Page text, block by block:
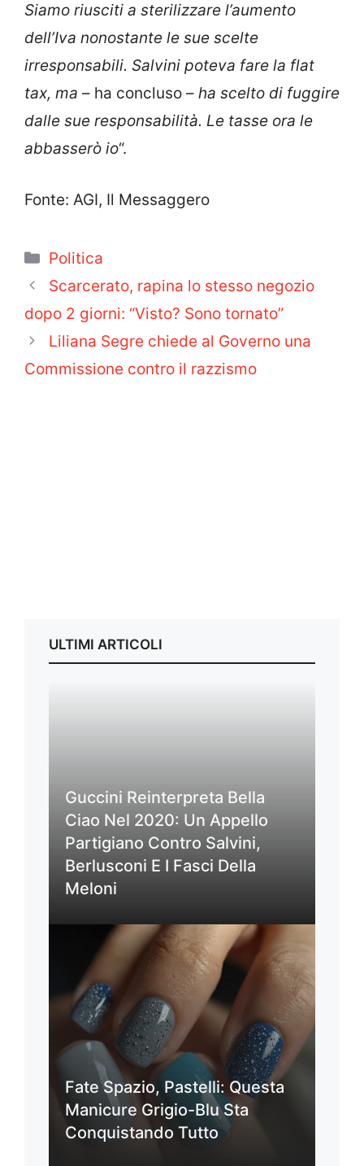
Siamo riusciti a sterilizzare l’aumento
dell’Iva nonostante le sue scelte
irresponsabili. Salvini poteva fare la flat
tax, ma – ha concluso – ha scelto di fuggire
dalle sue responsabilità. Le tasse ora le
abbasserò io“.
Fonte: AGI, Il Messaggero
Categorie
Politica
Scarcerato, rapina lo stesso negozio
dopo 2 giorni: “Visto? Sono tornato”
Liliana Segre chiede al Governo una
Commissione contro il razzismo
ULTIMI ARTICOLI
Guccini Reinterpreta Bella
Ciao Nel 2020: Un Appello
Partigiano Contro Salvini,
Berlusconi E I Fasci Della
Meloni
Fate Spazio, Pastelli: Questa
Manicure Grigio-Blu Sta
Conquistando Tutto